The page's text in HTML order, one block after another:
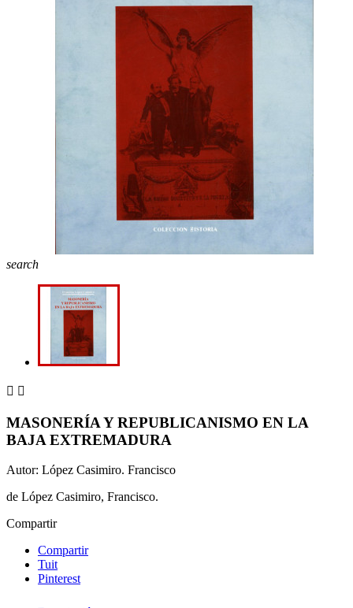
search
 
MASONERÍA Y REPUBLICANISMO EN LA
BAJA EXTREMADURA
Autor: López Casimiro. Francisco
de López Casimiro, Francisco.
Compartir
Compartir
Tuit
Pinterest